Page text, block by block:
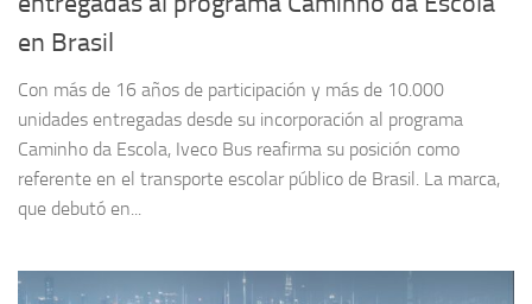
en Brasil
Con más de 16 años de participación y más de 10.000
unidades entregadas desde su incorporación al programa
Caminho da Escola, Iveco Bus reafirma su posición como
referente en el transporte escolar público de Brasil. La marca,
que debutó en...